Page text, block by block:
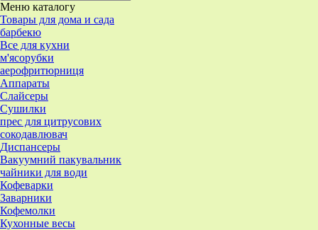
Меню каталогу
Товары для дома и сада
барбекю
Все для кухни
м'ясорубки
аерофритюрниця
Аппараты
Слайсеры
Сушилки
прес для цитрусових
сокодавлювач
Диспансеры
Вакуумний пакувальник
чайники для води
Кофеварки
Заварники
Кофемолки
Кухонные весы